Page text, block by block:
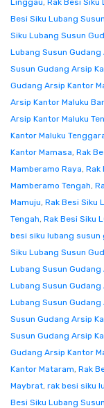
Linggau, Rak Besi Siku
Besi Siku Lubang
Siku Lubang Susun
Lubang Susun Gudang
Susun Gudang Arsip
Gudang Arsip Kantor
Arsip Kantor Maluku
Arsip Kantor Maluku
Kantor Maluku
Kantor Mamasa, Rak
Mamberamo Raya, Rak
Mamberamo Tengah,
Mamuju, Rak Besi Siku
Tengah, Rak Besi Siku
besi siku lubang
Siku Lubang Susun
Lubang Susun
Lubang Susun
Lubang Susun
Susun Gudang Arsip
Susun Gudang Arsip
Gudang Arsip Kantor
Kantor Mataram, Rak
Maybrat, rak besi siku
Besi Siku Lubang